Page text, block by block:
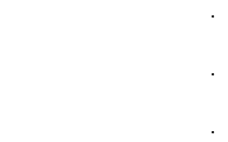
・
・
・